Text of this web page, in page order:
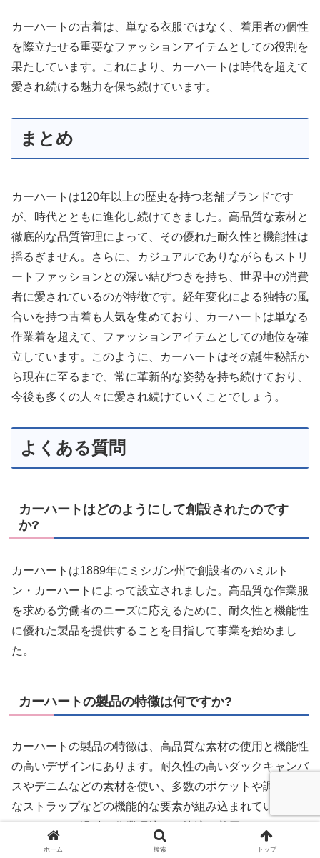
カーハートの古着は、単なる衣服ではなく、着用者の個性
を際立たせる重要なファッションアイテムとしての役割を
果たしています。これにより、カーハートは時代を超えて
愛され続ける魅力を保ち続けています。
まとめ
カーハートは120年以上の歴史を持つ老舗ブランドです
が、時代とともに進化し続けてきました。高品質な素材と
徹底的な品質管理によって、その優れた耐久性と機能性は
揺るぎません。さらに、カジュアルでありながらもストリ
ートファッションとの深い結びつきを持ち、世界中の消費
者に愛されているのが特徴です。経年変化による独特の風
合いを持つ古着も人気を集めており、カーハートは単なる
作業着を超えて、ファッションアイテムとしての地位を確
立しています。このように、カーハートはその誕生秘話か
ら現在に至るまで、常に革新的な姿勢を持ち続けており、
今後も多くの人々に愛され続けていくことでしょう。
よくある質問
カーハートはどのようにして創設されたのです
か?
カーハートは1889年にミシガン州で創設者のハミルト
ン・カーハートによって設立されました。高品質な作業服
を求める労働者のニーズに応えるために、耐久性と機能性
に優れた製品を提供することを目指して事業を始めまし
た。
カーハートの製品の特徴は何ですか?
カーハートの製品の特徴は、高品質な素材の使用と機能性
の高いデザインにあります。耐久性の高いダックキャンバ
スやデニムなどの素材を使い、多数のポケットや調整可能
なストラップなどの機能的な要素が組み込まれています。
これにより、過酷な作業環境でも快適に着用できます。
ホーム 検索 トップ